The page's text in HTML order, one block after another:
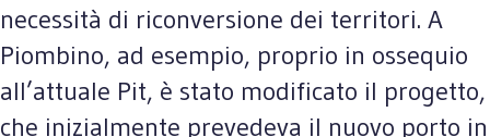
necessità di riconversione dei territori. A
Piombino, ad esempio, proprio in ossequio
all’attuale Pit, è stato modificato il progetto,
che inizialmente prevedeva il nuovo porto in